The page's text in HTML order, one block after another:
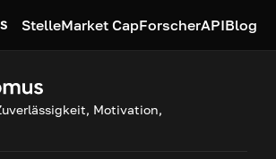
StelleMarket CapForscherAPIBlog
Motivation,